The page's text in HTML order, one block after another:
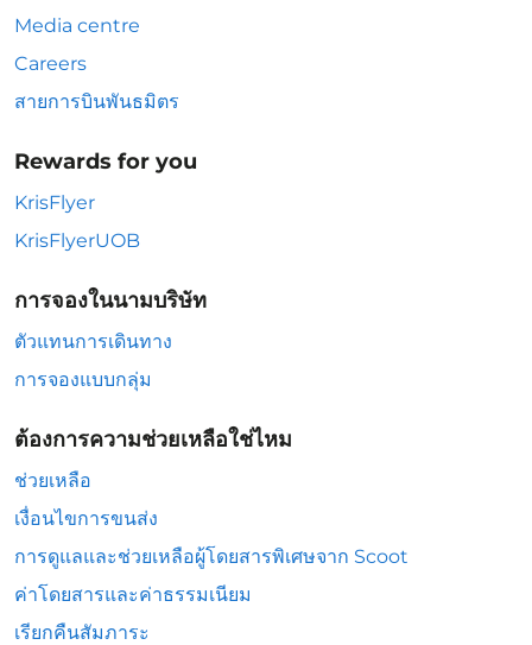
Media centre
Careers
สายการบินพันธมิตร
Rewards for you
KrisFlyer
KrisFlyerUOB
การจองในนามบริษัท
ตัวแทนการเดินทาง
การจองแบบกลุ่ม
ต้องการความช่วยเหลือใช่ไหม
ช่วยเหลือ
เงื่อนไขการขนส่ง
การดูแลและช่วยเหลือผู้โดยสารพิเศษจาก Scoot
ค่าโดยสารและค่าธรรมเนียม
เรียกคืนสัมภาระ